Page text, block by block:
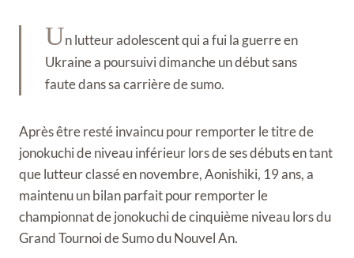
Un lutteur adolescent qui a fui la guerre en
Ukraine a poursuivi dimanche un début sans
faute dans sa carrière de sumo.
Après être resté invaincu pour remporter le titre de
jonokuchi de niveau inférieur lors de ses débuts en tant
que lutteur classé en novembre, Aonishiki, 19 ans, a
maintenu un bilan parfait pour remporter le
championnat de jonokuchi de cinquième niveau lors du
Grand Tournoi de Sumo du Nouvel An.